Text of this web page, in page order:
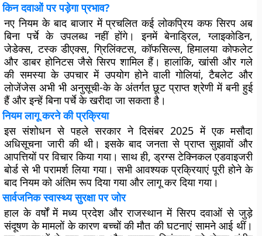
किन दवाओं पर पड़ेगा प्रभाव?
नए नियम के बाद बाजार में प्रचलित कई लोकप्रिय कफ सिरप अब
बिना पर्चे के उपलब्ध नहीं होंगे। इनमें बेनाड्रिल, ग्लाइकोडिन,
जेडेक्स, टस्क डीएक्स, ग्रिलिंक्टस, कॉफसिल्स, हिमालया कोफलेट
और डाबर होनिटस जैसे सिरप शामिल हैं। हालांकि, खांसी और गले
की समस्या के उपचार में उपयोग होने वाली गोलियां, टैबलेट और
लोजेंजेस अभी भी अनुसूची-के के अंतर्गत छूट प्राप्त श्रेणी में बनी हुई
हैं और इन्हें बिना पर्चे के खरीदा जा सकता है।
नियम लागू करने की प्रक्रिया
इस संशोधन से पहले सरकार ने दिसंबर 2025 में एक मसौदा
अधिसूचना जारी की थी। इसके बाद जनता से प्राप्त सुझावों और
आपत्तियों पर विचार किया गया। साथ ही, ड्रग्स टेक्निकल एडवाइजरी
बोर्ड से भी परामर्श लिया गया। सभी आवश्यक प्रक्रियाएं पूरी होने के
बाद नियम को अंतिम रूप दिया गया और लागू कर दिया गया।
सार्वजनिक स्वास्थ्य सुरक्षा पर जोर
हाल के वर्षों में मध्य प्रदेश और राजस्थान में सिरप दवाओं से जुड़े
संदूषण के मामलों के कारण बच्चों की मौत की घटनाएं सामने आई थीं।